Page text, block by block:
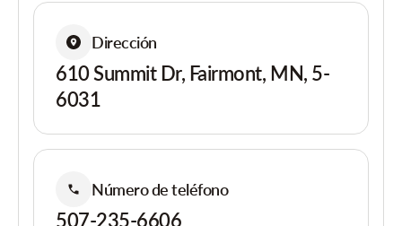
Dirección
610 Summit Dr, Fairmont, MN, 5-
6031
Número de teléfono
507-235-6606